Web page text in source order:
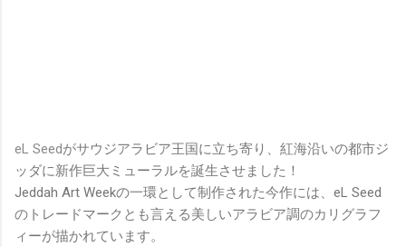
eL Seedがサウジアラビア王国に立ち寄り、紅海沿いの都市ジ
ッダに新作巨大ミューラルを誕生させました！
Jeddah Art Weekの一環として制作された今作には、eL Seed
のトレードマークとも言える美しいアラビア調のカリグラフ
ィーが描かれています。